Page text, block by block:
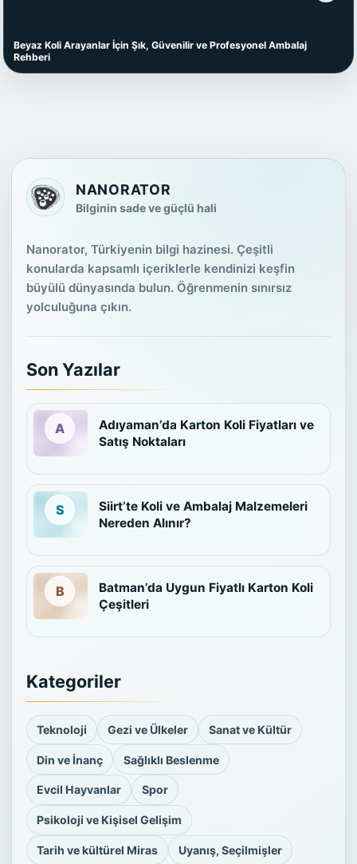
Beyaz Koli Arayanlar İçin Şık, Güvenilir ve Profesyonel Ambalaj
Rehberi
NANORATOR
Bilginin sade ve güçlü hali
Nanorator, Türkiyenin bilgi hazinesi. Çeşitli
konularda kapsamlı içeriklerle kendinizi keşfin
büyülü dünyasında bulun. Öğrenmenin sınırsız
yolculuğuna çıkın.
Son Yazılar
Adıyaman’da Karton Koli Fiyatları ve
Satış Noktaları
Siirt’te Koli ve Ambalaj Malzemeleri
Nereden Alınır?
Batman’da Uygun Fiyatlı Karton Koli
Çeşitleri
Kategoriler
Teknoloji Gezi ve Ülkeler Sanat ve Kültür
Din ve İnanç Sağlıklı Beslenme
Evcil Hayvanlar Spor
Psikoloji ve Kişisel Gelişim
Tarih ve kültürel Miras Uyanış, Seçilmişler